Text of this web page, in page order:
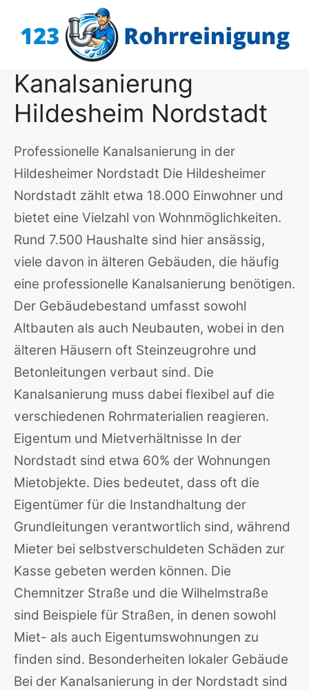
Inhalt
Kanalsanierung
Hildesheim Nordstadt
Professionelle Kanalsanierung in der
Hildesheimer Nordstadt Die Hildesheimer
Nordstadt zählt etwa 18.000 Einwohner und
bietet eine Vielzahl von Wohnmöglichkeiten.
Rund 7.500 Haushalte sind hier ansässig,
viele davon in älteren Gebäuden, die häufig
eine professionelle Kanalsanierung benötigen.
Der Gebäudebestand umfasst sowohl
Altbauten als auch Neubauten, wobei in den
älteren Häusern oft Steinzeugrohre und
Betonleitungen verbaut sind. Die
Kanalsanierung muss dabei flexibel auf die
verschiedenen Rohrmaterialien reagieren.
Eigentum und Mietverhältnisse In der
Nordstadt sind etwa 60% der Wohnungen
Mietobjekte. Dies bedeutet, dass oft die
Eigentümer für die Instandhaltung der
Grundleitungen verantwortlich sind, während
Mieter bei selbstverschuldeten Schäden zur
Kasse gebeten werden können. Die
Chemnitzer Straße und die Wilhelmstraße
sind Beispiele für Straßen, in denen sowohl
Miet- als auch Eigentumswohnungen zu
finden sind. Besonderheiten lokaler Gebäude
Bei der Kanalsanierung in der Nordstadt sind